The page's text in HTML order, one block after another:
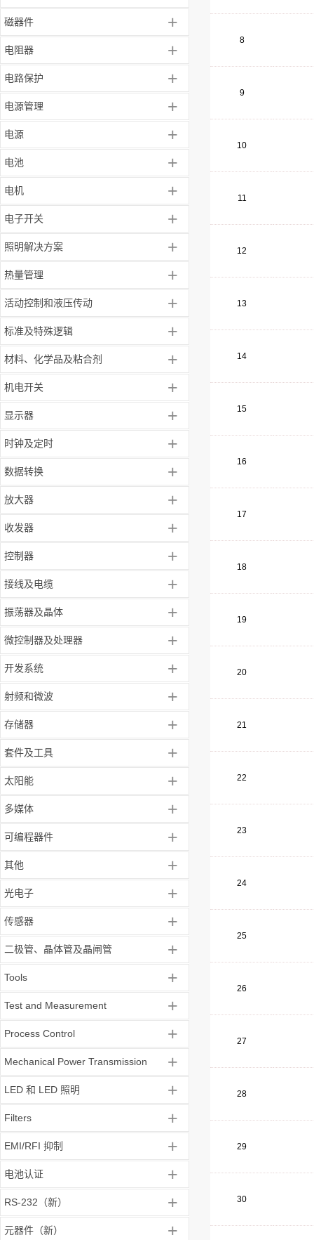
磁器件 +
电阻器 +
电路保护 +
电源管理 +
电源 +
电池 +
电机 +
电子开关 +
照明解决方案 +
热量管理 +
活动控制和液压传动 +
标准及特殊逻辑 +
材料、化学品及粘合剂 +
机电开关 +
显示器 +
时钟及定时 +
数据转换 +
放大器 +
收发器 +
控制器 +
接线及电缆 +
振荡器及晶体 +
微控制器及处理器 +
开发系统 +
射频和微波 +
存储器 +
套件及工具 +
太阳能 +
多媒体 +
可编程器件 +
其他 +
光电子 +
传感器 +
二极管、晶体管及晶闸管 +
Tools +
Test and Measurement +
Process Control +
Mechanical Power Transmission +
LED 和 LED 照明 +
Filters +
EMI/RFI 抑制 +
电池认证 +
RS-232（新） +
元器件（新） +
8
9
10
11
12
13
14
15
16
17
18
19
20
21
22
23
24
25
26
27
28
29
30